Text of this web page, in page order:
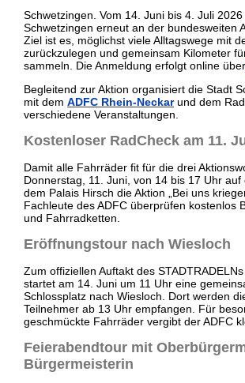
Schwetzingen. Vom 14. Juni bis 4. Juli
Schwetzingen erneut an der bundesweiten
Ziel ist es, möglichst viele Alltagswege mit
zurückzulegen und gemeinsam Kilometer
sammeln. Die Anmeldung erfolgt online über
Begleitend zur Aktion organisiert die Stadt
mit dem ADFC Rhein-Neckarund dem
verschiedene Veranstaltungen.
Kostenloser RadCheck am 11.
Damit alle Fahrräder fit für die drei
Donnerstag, 11. Juni, von 14 bis 17 Uhr auf
dem Palais Hirsch die Aktion „Bei uns
Fachleute des ADFC überprüfen kostenlos
und Fahrradketten.
Eröffnungstour nach Wiesloch
Zum offiziellen Auftakt des
startet am 14. Juni um 11 Uhr eine
Schlossplatz nach Wiesloch. Dort werden
Teilnehmer ab 13 Uhr empfangen. Für
geschmückte Fahrräder vergibt der ADFC
Feierabendtour mit
Bürgermeisterin